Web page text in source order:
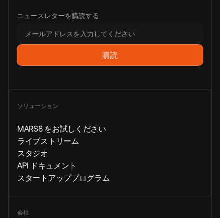
ニュースレターを購読する
ソリューション
MARS8 をお試しください
ライブストリーム
スタジオ
API ドキュメント
スタートアッププログラム
会社